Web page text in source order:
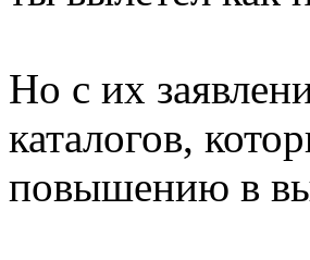
Но с их
каталогов,
повышению в